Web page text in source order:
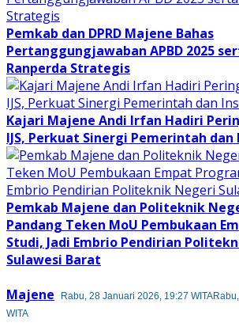
Pemkab dan DPRD Majene Bahas
Pertanggungjawaban APBD 2025
Ranperda Strategis
Kajari Majene Andi Irfan Hadiri
IJS, Perkuat Sinergi Pemerintah dan
Pemkab Majene dan Politeknik
Pandang Teken MoU Pembukaan
Studi, Jadi Embrio Pendirian
Sulawesi Barat
Majene
Rabu, 28 Januari 2026, 19:27 WITA
WITA